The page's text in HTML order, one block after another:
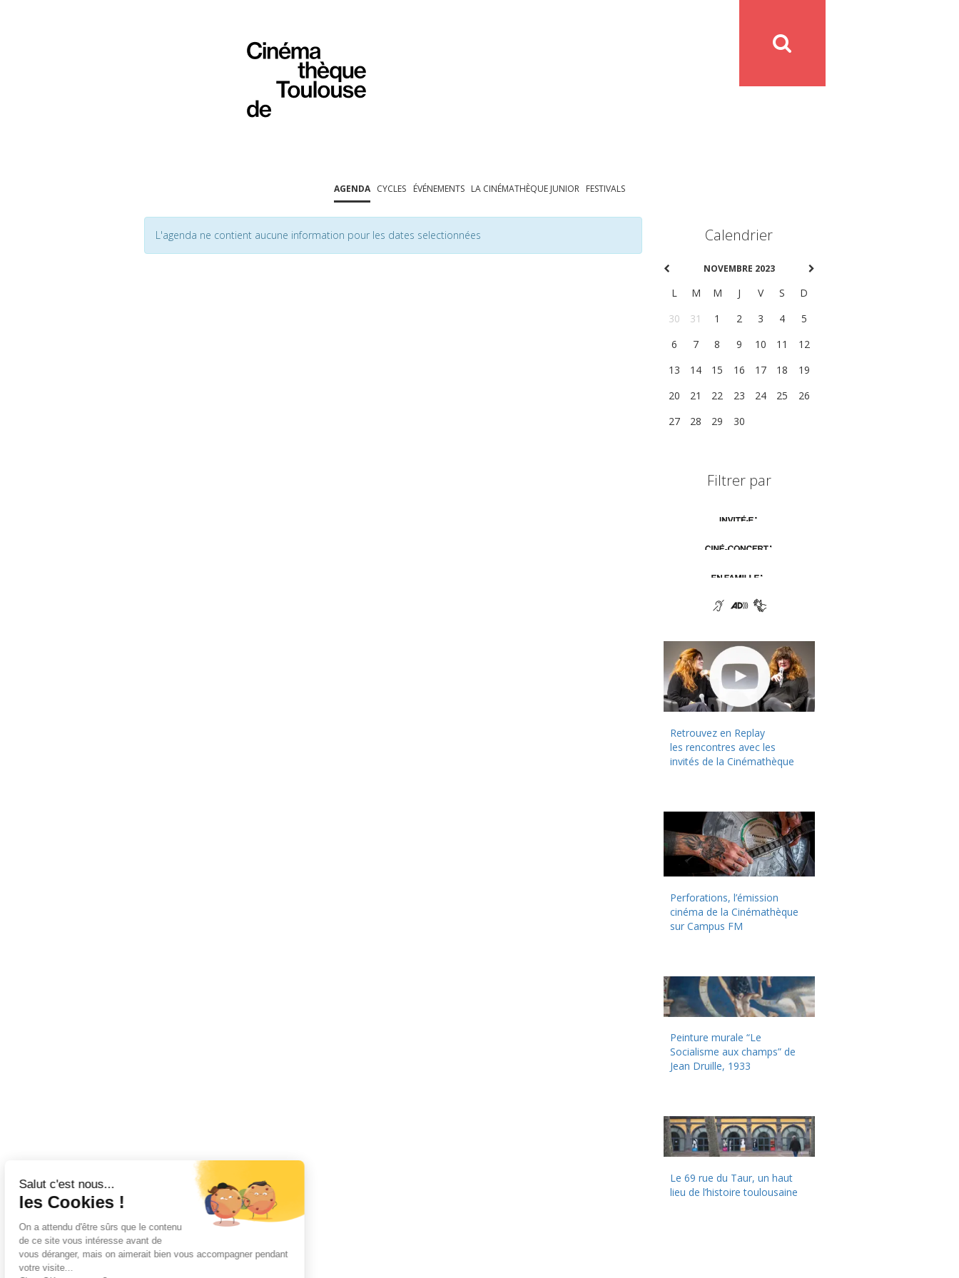
AGENDA CYCLES ÉVÉNEMENTS LA CINÉMATHÈQUE JUNIOR FESTIVALS
L'agenda ne contient aucune information pour les dates selectionnées Calendrier
NOVEMBRE 2023
L M M J V S
D
30
31 1 2 3 4
5
6
7 8 9 10 11
12
13
14 15 16 17 18
19
20
21 22 23 24 25
26
27
28 29 30
Filtrer par
Retrouvez en Replay
les rencontres avec les
invités de la Cinémathèque
Perforations, l’émission
cinéma de la Cinémathèque
sur Campus FM
Peinture murale “Le
Socialisme aux champs” de
Jean Druille, 1933
Le 69 rue du Taur, un haut
lieu de l’histoire toulousaine